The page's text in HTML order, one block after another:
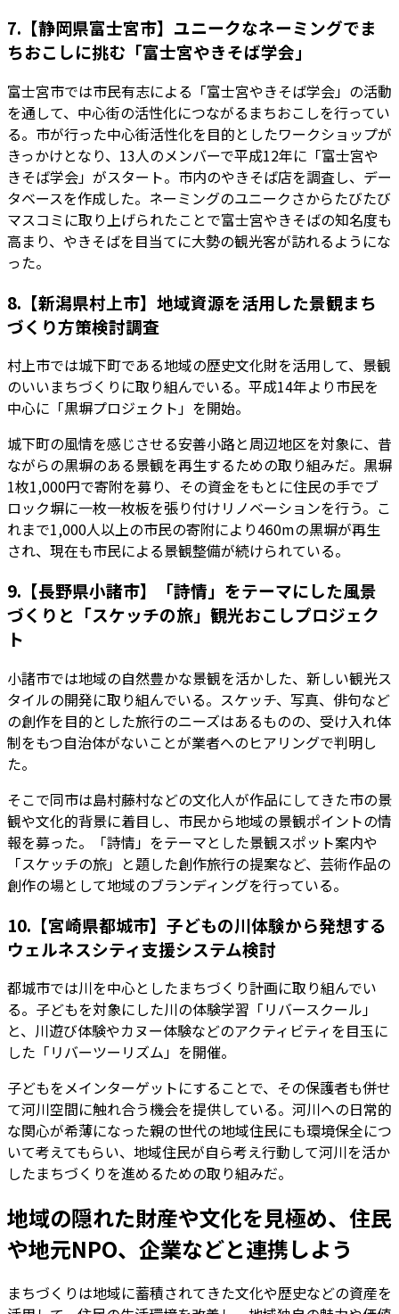
7.【静岡県富士宮市】ユニークなネーミングでま
ちおこしに挑む「富士宮やきそば学会」
富士宮市では市民有志による「富士宮やきそば学会」の活動
を通して、中心街の活性化につながるまちおこしを行ってい
る。市が行った中心街活性化を目的としたワークショップが
きっかけとなり、13人のメンバーで平成12年に「富士宮や
きそば学会」がスタート。市内のやきそば店を調査し、デー
タベースを作成した。ネーミングのユニークさからたびたび
マスコミに取り上げられたことで富士宮やきそばの知名度も
高まり、やきそばを目当てに大勢の観光客が訪れるようにな
った。
8.【新潟県村上市】地域資源を活用した景観まち
づくり方策検討調査
村上市では城下町である地域の歴史文化財を活用して、景観
のいいまちづくりに取り組んでいる。平成14年より市民を
中心に「黒塀プロジェクト」を開始。
城下町の風情を感じさせる安善小路と周辺地区を対象に、昔
ながらの黒塀のある景観を再生するための取り組みだ。黒塀
1枚1,000円で寄附を募り、その資金をもとに住民の手でブ
ロック塀に一枚一枚板を張り付けリノベーションを行う。こ
れまで1,000人以上の市民の寄附により460mの黒塀が再生
され、現在も市民による景観整備が続けられている。
9.【長野県小諸市】「詩情」をテーマにした風景
づくりと「スケッチの旅」観光おこしプロジェク
ト
小諸市では地域の自然豊かな景観を活かした、新しい観光ス
タイルの開発に取り組んでいる。スケッチ、写真、俳句など
の創作を目的とした旅行のニーズはあるものの、受け入れ体
制をもつ自治体がないことが業者へのヒアリングで判明し
た。
そこで同市は島村藤村などの文化人が作品にしてきた市の景
観や文化的背景に着目し、市民から地域の景観ポイントの情
報を募った。「詩情」をテーマとした景観スポット案内や
「スケッチの旅」と題した創作旅行の提案など、芸術作品の
創作の場として地域のブランディングを行っている。
10.【宮崎県都城市】子どもの川体験から発想する
ウェルネスシティ支援システム検討
都城市では川を中心としたまちづくり計画に取り組んでい
る。子どもを対象にした川の体験学習「リバースクール」
と、川遊び体験やカヌー体験などのアクティビティを目玉に
した「リバーツーリズム」を開催。
子どもをメインターゲットにすることで、その保護者も併せ
て河川空間に触れ合う機会を提供している。河川への日常的
な関心が希薄になった親の世代の地域住民にも環境保全につ
いて考えてもらい、地域住民が自ら考え行動して河川を活か
したまちづくりを進めるための取り組みだ。
地域の隠れた財産や文化を見極め、住民
や地元NPO、企業などと連携しよう
まちづくりは地域に蓄積されてきた文化や歴史などの資産を